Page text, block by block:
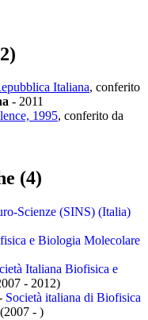
Italiana, conferito
- 2011
1995, conferito da
(4)
Scienze (SINS) (Italia)
e Biologia Molecolare
Italiana Biofisica e
- 2012)
Società italiana di Biofisica
(2007 - )